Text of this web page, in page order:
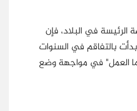
الرئيسة في البلاد، فإن
بالتفاقم في السنوات
العمل" في مواجهة وضع